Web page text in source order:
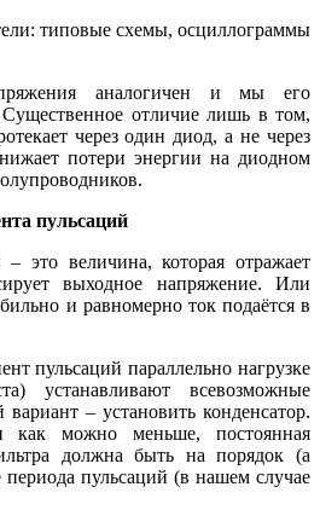
аналогичен и мы его
Существенное отличие лишь в том,
через один диод, а не через
потери энергии на диодном
пульсаций
это величина, которая отражает
выходное напряжение. Или
и равномерно ток подаётся в
пульсаций параллельно нагрузке
устанавливают всевозможные
– установить конденсатор.
как можно меньше, постоянная
должна быть на порядок (а
пульсаций (в нашем случае